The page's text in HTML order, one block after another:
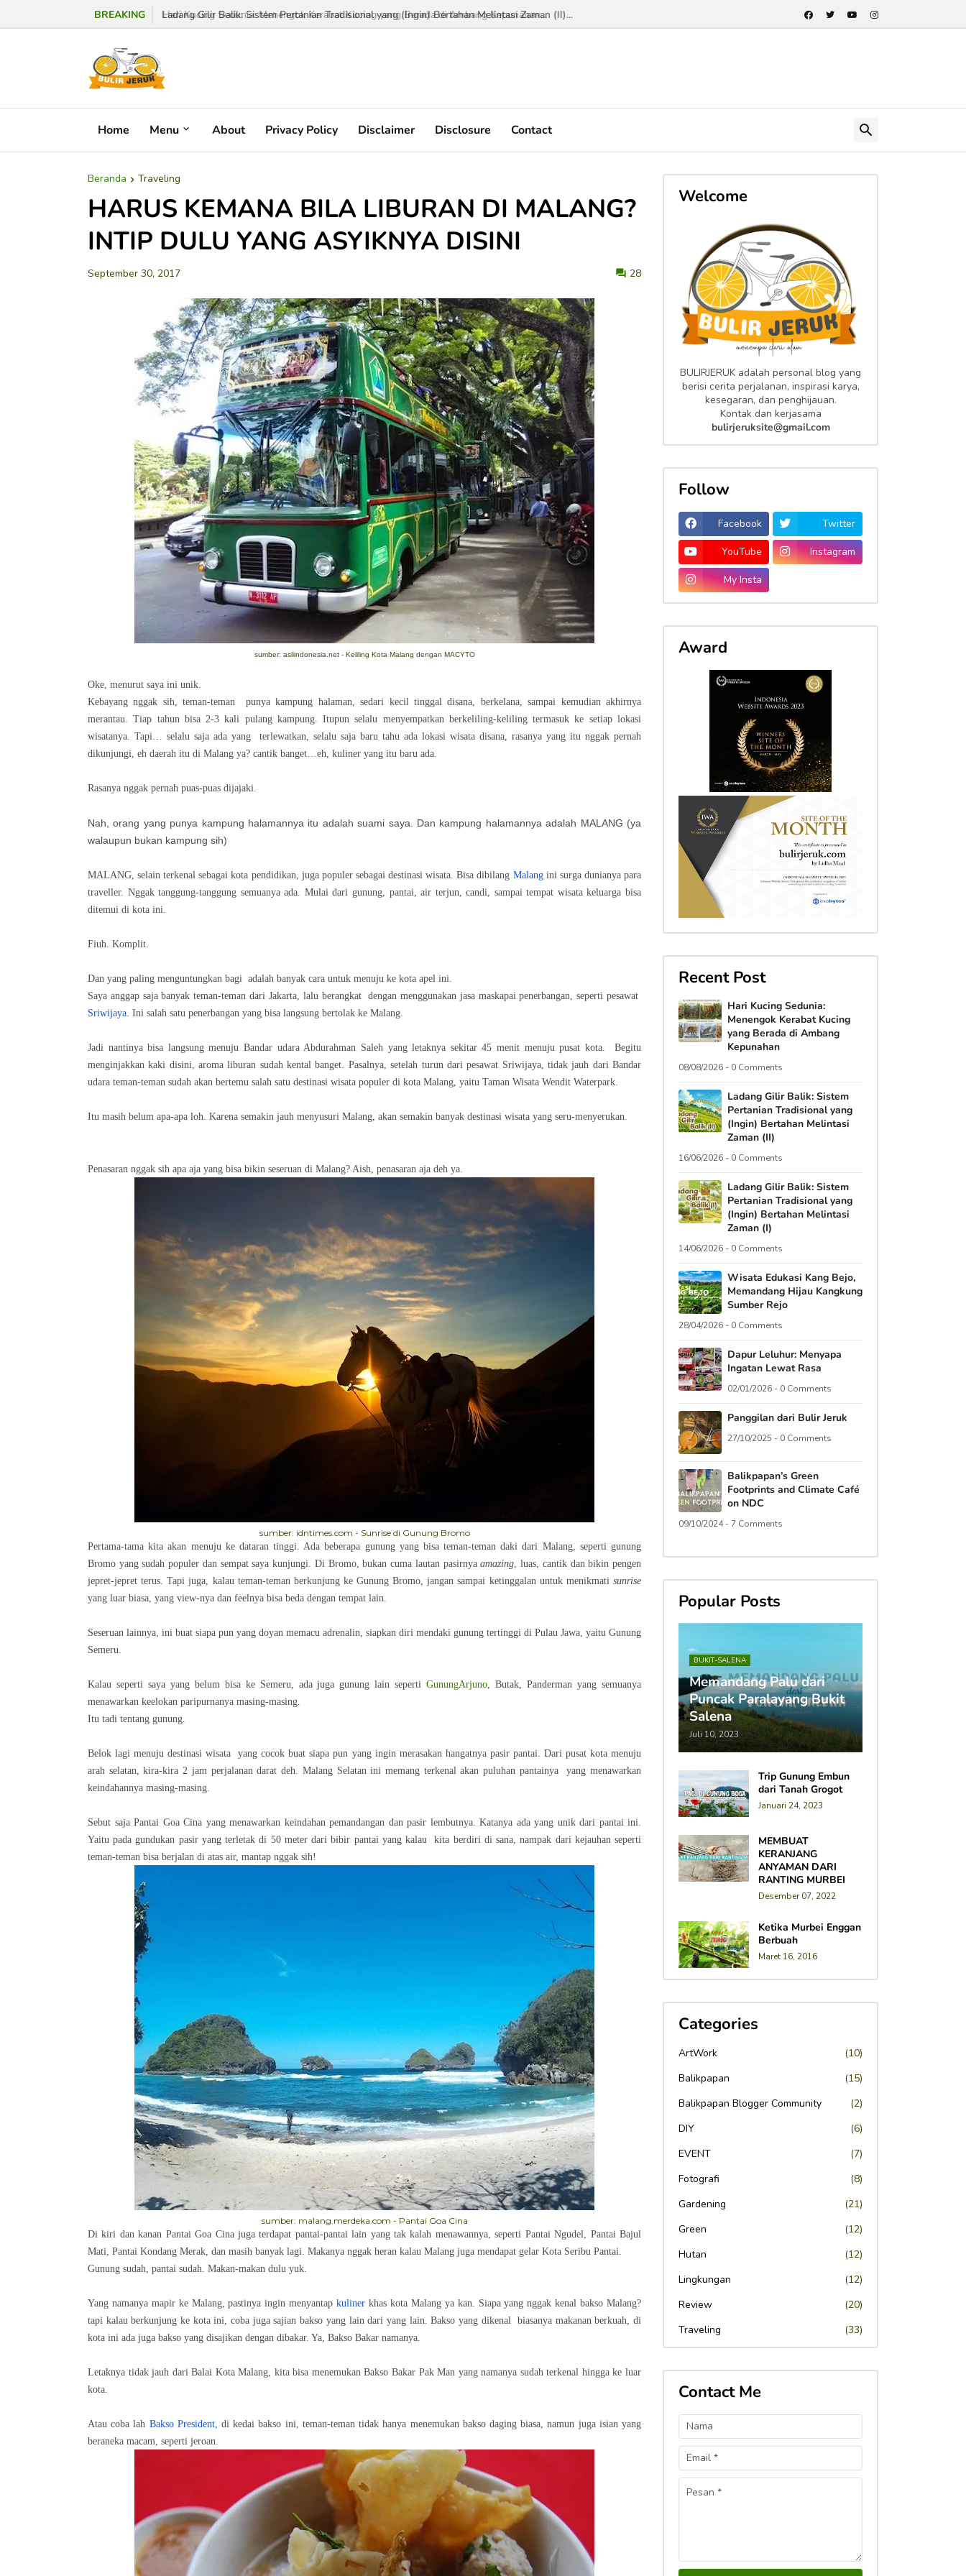
BREAKING Ladang Gilir Balik: Sistem Pertanian Tradisional yang (Ingin) Bertahan Melintasi Zaman (II)...
Home Menu About Privacy Policy Disclaimer Disclosure Contact
Beranda Traveling
HARUS KEMANA BILA LIBURAN DI MALANG?
INTIP DULU YANG ASYIKNYA DISINI
September 30, 2017 28
sumber: asliindonesia.net - Keliling Kota Malang dengan MACYTO
Oke, menurut saya ini unik.
Kebayang nggak sih, teman-teman punya kampung halaman, sedari kecil tinggal disana, berkelana, sampai kemudian akhirnya
merantau. Tiap tahun bisa 2-3 kali pulang kampung. Itupun selalu menyempatkan berkeliling-keliling termasuk ke setiap lokasi
wisatanya. Tapi… selalu saja ada yang terlewatkan, selalu saja baru tahu ada lokasi wisata disana, rasanya yang itu nggak pernah
dikunjungi, eh daerah itu di Malang ya? cantik banget…eh, kuliner yang itu baru ada.
Rasanya nggak pernah puas-puas dijajaki.
Nah, orang yang punya kampung halamannya itu adalah suami saya. Dan kampung halamannya adalah MALANG (ya
walaupun bukan kampung sih)
MALANG, selain terkenal sebagai kota pendidikan, juga populer sebagai destinasi wisata. Bisa dibilang Malangini surga dunianya para
traveller. Nggak tanggung-tanggung semuanya ada. Mulai dari gunung, pantai, air terjun, candi, sampai tempat wisata keluarga bisa
ditemui di kota ini.
Fiuh. Komplit.
Dan yang paling menguntungkan bagi adalah banyak cara untuk menuju ke kota apel ini.
Saya anggap saja banyak teman-teman dari Jakarta, lalu berangkat dengan menggunakan jasa maskapai penerbangan, seperti pesawat
Sriwijaya. Ini salah satu penerbangan yang bisa langsung bertolak ke Malang.
Jadi nantinya bisa langsung menuju Bandar udara Abdurahman Saleh yang letaknya sekitar 45 menit menuju pusat kota. Begitu
menginjakkan kaki disini, aroma liburan sudah kental banget. Pasalnya, setelah turun dari pesawat Sriwijaya, tidak jauh dari Bandar
udara teman-teman sudah akan bertemu salah satu destinasi wisata populer di kota Malang, yaitu Taman Wisata Wendit Waterpark.
Itu masih belum apa-apa loh. Karena semakin jauh menyusuri Malang, akan semakin banyak destinasi wisata yang seru-menyerukan.
Penasaran nggak sih apa aja yang bisa bikin seseruan di Malang? Aish, penasaran aja deh ya.
sumber: idntimes.com - Sunrise di Gunung Bromo
Pertama-tama kita akan menuju ke dataran tinggi. Ada beberapa gunung yang bisa teman-teman daki dari Malang, seperti gunung
Bromo yang sudah populer dan sempat saya kunjungi. Di Bromo, bukan cuma lautan pasirnyaamazing, luas, cantik dan bikin pengen
jepret-jepret terus. Tapi juga, kalau teman-teman berkunjung ke Gunung Bromo, jangan sampai ketinggalan untuk menikmati sunrise
yang luar biasa, yang view-nya dan feelnya bisa beda dengan tempat lain.
Seseruan lainnya, ini buat siapa pun yang doyan memacu adrenalin, siapkan diri mendaki gunung tertinggi di Pulau Jawa, yaitu Gunung
Semeru.
Kalau seperti saya yang belum bisa ke Semeru, ada juga gunung lain sepertiGunungArjuno, Butak, Panderman yang semuanya
menawarkan keelokan paripurnanya masing-masing.
Itu tadi tentang gunung.
Belok lagi menuju destinasi wisata yang cocok buat siapa pun yang ingin merasakan hangatnya pasir pantai. Dari pusat kota menuju
arah selatan, kira-kira 2 jam perjalanan darat deh. Malang Selatan ini memang terkenal akan puluhan pantainya yang menawarkan
keindahannya masing-masing.
Sebut saja Pantai Goa Cina yang menawarkan keindahan pemandangan dan pasir lembutnya. Katanya ada yang unik dari pantai ini.
Yaitu pada gundukan pasir yang terletak di 50 meter dari bibir pantai yang kalau kita berdiri di sana, nampak dari kejauhan seperti
teman-teman bisa berjalan di atas air, mantap nggak sih!
sumber: malang.merdeka.com - Pantai Goa Cina
Di kiri dan kanan Pantai Goa Cina juga terdapat pantai-pantai lain yang tak kalah menawannya, seperti Pantai Ngudel, Pantai Bajul
Mati, Pantai Kondang Merak, dan masih banyak lagi. Makanya nggak heran kalau Malang juga mendapat gelar Kota Seribu Pantai.
Gunung sudah, pantai sudah. Makan-makan dulu yuk.
Yang namanya mapir ke Malang, pastinya ingin menyantapkuliner khas kota Malang ya kan. Siapa yang nggak kenal bakso Malang?
tapi kalau berkunjung ke kota ini, coba juga sajian bakso yang lain dari yang lain. Bakso yang dikenal biasanya makanan berkuah, di
kota ini ada juga bakso yang disajikan dengan dibakar. Ya, Bakso Bakar namanya.
Letaknya tidak jauh dari Balai Kota Malang, kita bisa menemukan Bakso Bakar Pak Man yang namanya sudah terkenal hingga ke luar
kota.
Atau coba lah Bakso President, di kedai bakso ini, teman-teman tidak hanya menemukan bakso daging biasa, namun juga isian yang
beraneka macam, seperti jeroan.
Welcome
BULIRJERUK adalah personal blog yang
berisi cerita perjalanan, inspirasi karya,
kesegaran, dan penghijauan.
Kontak dan kerjasama
bulirjeruksite@gmail.com
Follow
Facebook Twitter
YouTube Instagram
My Insta
Award
Recent Post
Hari Kucing Sedunia:
Menengok Kerabat Kucing
yang Berada di Ambang
Kepunahan
08/08/2026 - 0 Comments
Ladang Gilir Balik: Sistem
Pertanian Tradisional yang
(Ingin) Bertahan Melintasi
Zaman (II)
16/06/2026 - 0 Comments
Ladang Gilir Balik: Sistem
Pertanian Tradisional yang
(Ingin) Bertahan Melintasi
Zaman (I)
14/06/2026 - 0 Comments
Wisata Edukasi Kang Bejo,
Memandang Hijau Kangkung
Sumber Rejo
28/04/2026 - 0 Comments
Dapur Leluhur: Menyapa
Ingatan Lewat Rasa
02/01/2026 - 0 Comments
Panggilan dari Bulir Jeruk
27/10/2025 - 0 Comments
Balikpapan’s Green
Footprints and Climate Café
on NDC
09/10/2024 - 7 Comments
Popular Posts
BUKIT-SALENA
Memandang Palu dari
Puncak Paralayang Bukit
Salena
Juli 10, 2023
Trip Gunung Embun
dari Tanah Grogot
Januari 24, 2023
MEMBUAT
KERANJANG
ANYAMAN DARI
RANTING MURBEI
Desember 07, 2022
Ketika Murbei Enggan
Berbuah
Maret 16, 2016
Categories
ArtWork
(10)
Balikpapan
(15)
Balikpapan Blogger Community
(2)
DIY
(6)
EVENT
(7)
Fotografi
(8)
Gardening
(21)
Green
(12)
Hutan
(12)
Lingkungan
(12)
Review
(20)
Traveling
(33)
Contact Me